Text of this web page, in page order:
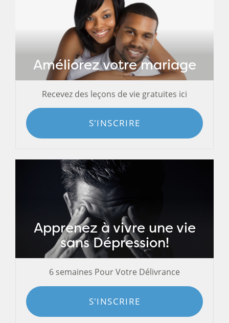
Améliorez votre mariage
Recevez des leçons de vie gratuites ici
S'INSCRIRE
Apprenez à vivre une vie
sans Dépression!
6 semaines Pour Votre Délivrance
S'INSCRIRE